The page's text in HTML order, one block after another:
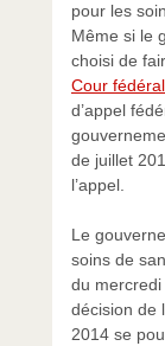
pour les
Même si le
choisi de
Cour
d’appel
de juillet
l’appel.
Le
soins de
du mercredi
décision de
2014 se